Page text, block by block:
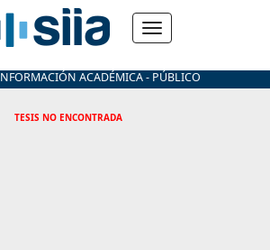
ACADÉMICA - PÚBLICO
TESIS NO ENCONTRADA